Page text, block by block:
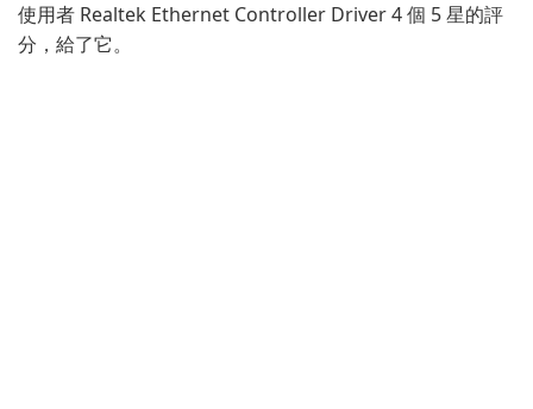
使用者 Realtek Ethernet Controller Driver 4 個 5 星的評
分，給了它。